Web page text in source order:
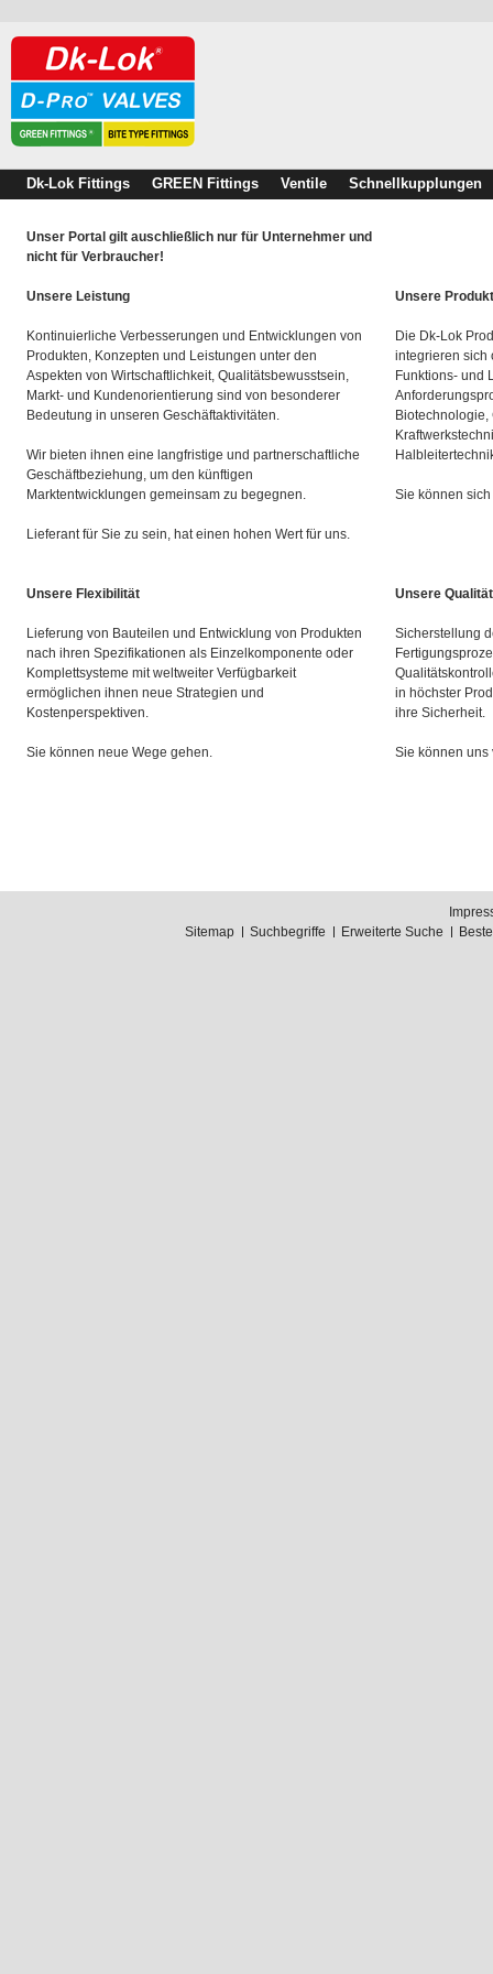
Dk-Lok Fittings GREEN Fittings Ventile Schnellkupplungen
Unser Portal gilt auschließlich nur für Unternehmer und
nicht für Verbraucher!
Unsere Leistung
Kontinuierliche Verbesserungen und Entwicklungen von
Produkten, Konzepten und Leistungen unter den
Aspekten von Wirtschaftlichkeit, Qualitätsbewusstsein,
Markt- und Kundenorientierung sind von besonderer
Bedeutung in unseren Geschäftaktivitäten.
Wir bieten ihnen eine langfristige und partnerschaftliche
Geschäftbeziehung, um den künftigen
Marktentwicklungen gemeinsam zu begegnen.
Lieferant für Sie zu sein, hat einen hohen Wert für uns.
Unsere
Die Dk-Lok
integrieren sich
Funktions- und
Sie können
Unsere Flexibilität
Lieferung von Bauteilen und Entwicklung von Produkten
nach ihren Spezifikationen als Einzelkomponente oder
Komplettsysteme mit weltweiter Verfügbarkeit
ermöglichen ihnen neue Strategien und
Kostenperspektiven.
Sie können neue Wege gehen.
Unsere Qualität
Sicherstellung
in höchster
ihre Sicherheit.
Sie können uns
Sitemap
Suchbegriffe Erweiterte Suche